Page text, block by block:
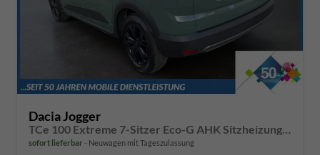
Dacia Jogger
sofort lieferbar Neuwagen mit Tageszulassung